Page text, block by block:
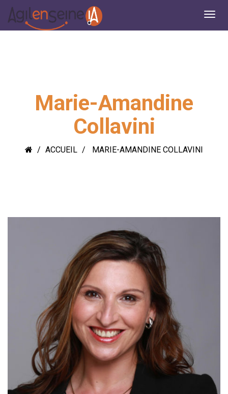
Marie-Amandine
Collavini
ACCUEIL MARIE-AMANDINE COLLAVINI